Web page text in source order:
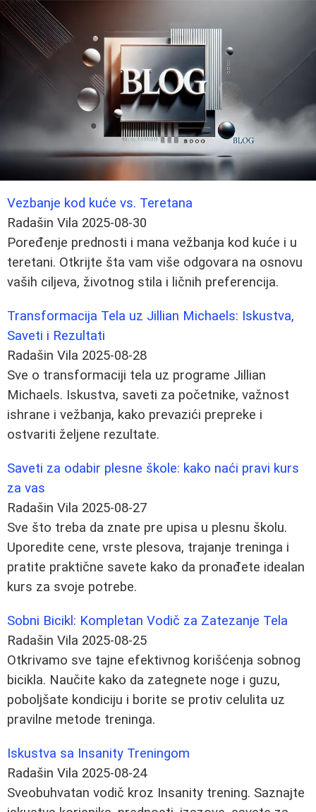
Vezbanje kod kuće vs. Teretana
Radašin Vila 2025-08-30
Poređenje prednosti i mana vežbanja kod kuće i u
teretani. Otkrijte šta vam više odgovara na osnovu
vaših ciljeva, životnog stila i ličnih preferencija.
Transformacija Tela uz Jillian Michaels: Iskustva,
Saveti i Rezultati
Radašin Vila 2025-08-28
Sve o transformaciji tela uz programe Jillian
Michaels. Iskustva, saveti za početnike, važnost
ishrane i vežbanja, kako prevazići prepreke i
ostvariti željene rezultate.
Saveti za odabir plesne škole: kako naći pravi kurs
za vas
Radašin Vila 2025-08-27
Sve što treba da znate pre upisa u plesnu školu.
Uporedite cene, vrste plesova, trajanje treninga i
pratite praktične savete kako da pronađete idealan
kurs za svoje potrebe.
Sobni Bicikl: Kompletan Vodič za Zatezanje Tela
Radašin Vila 2025-08-25
Otkrivamo sve tajne efektivnog korišćenja sobnog
bicikla. Naučite kako da zategnete noge i guzu,
poboljšate kondiciju i borite se protiv celulita uz
pravilne metode treninga.
Iskustva sa Insanity Treningom
Radašin Vila 2025-08-24
Sveobuhvatan vodič kroz Insanity trening. Saznajte